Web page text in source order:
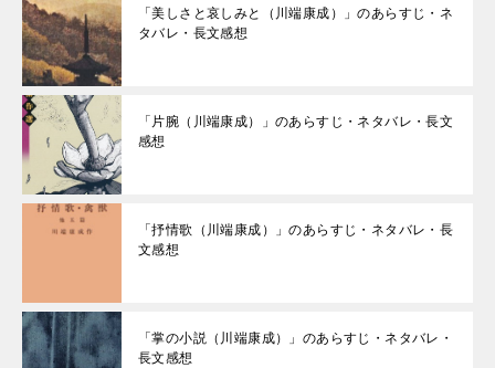
「美しさと哀しみと（川端康成）」のあらすじ・ネ
タバレ・長文感想
「片腕（川端康成）」のあらすじ・ネタバレ・長文
感想
「抒情歌（川端康成）」のあらすじ・ネタバレ・長
文感想
「掌の小説（川端康成）」のあらすじ・ネタバレ・
長文感想